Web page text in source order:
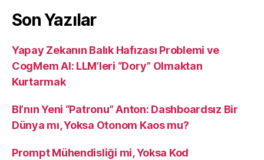
Son Yazılar
Yapay Zekanın Balık Hafızası Problemi ve
CogMem AI: LLM’leri “Dory” Olmaktan
Kurtarmak
BI’nın Yeni “Patronu” Anton: Dashboardsız Bir
Dünya mı, Yoksa Otonom Kaos mu?
Prompt Mühendisliği mi, Yoksa Kod